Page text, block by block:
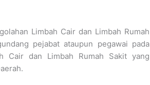
Limbah Cair dan Limbah Rumah
pejabat ataupun pegawai pada
Cair dan Limbah Rumah Sakit yang